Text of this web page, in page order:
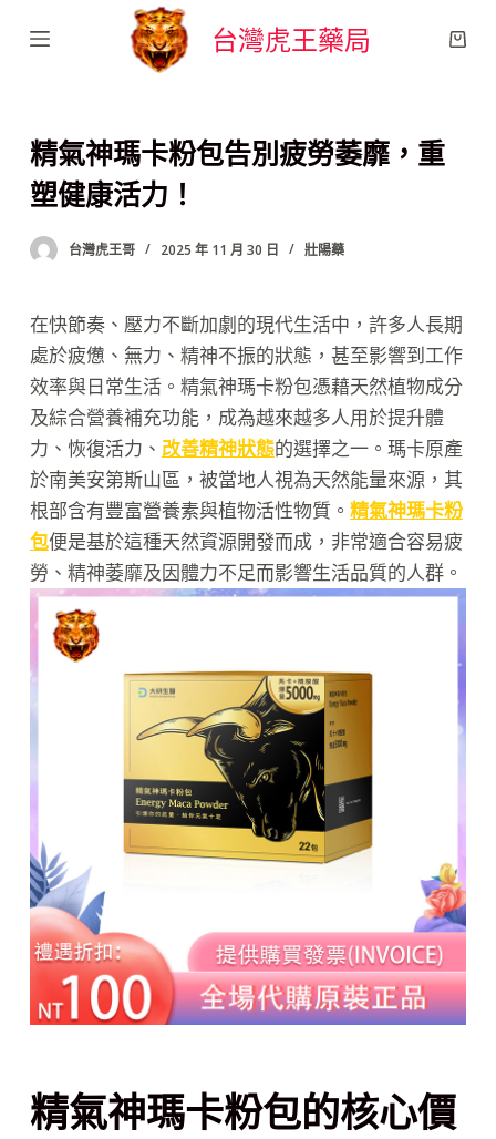
跳
內
容
台灣虎王藥局
精氣神瑪卡粉包告別疲勞萎靡，重
塑健康活力！
台灣虎王哥 2025 年 11 月 30 日 壯陽藥
在快節奏、壓力不斷加劇的現代生活中，許多人長期
處於疲憊、無力、精神不振的狀態，甚至影響到工作
效率與日常生活。精氣神瑪卡粉包憑藉天然植物成分
及綜合營養補充功能，成為越來越多人用於提升體
力、恢復活力、 改善精神狀態的選擇之一。瑪卡原產
於南美安第斯山區，被當地人視為天然能量來源，其
根部含有豐富營養素與植物活性物質。 精氣神瑪卡粉
包便是基於這種天然資源開發而成，非常適合容易疲
勞、精神萎靡及因體力不足而影響生活品質的人群。
精氣神瑪卡粉包的核心價